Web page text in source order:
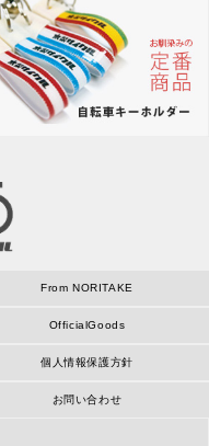
From NORITAKE
OfficialGoods
個人情報保護方針
お問い合わせ